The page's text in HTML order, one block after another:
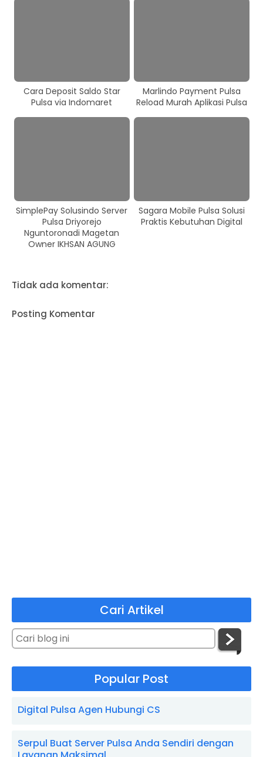
Cara Deposit Saldo Star
Pulsa via Indomaret
Marlindo Payment Pulsa
Reload Murah Aplikasi Pulsa
SimplePay Solusindo Server
Pulsa Driyorejo
Nguntoronadi Magetan
Owner IKHSAN AGUNG
Sagara Mobile Pulsa Solusi
Praktis Kebutuhan Digital
Tidak ada komentar:
Posting Komentar
Cari Artikel
Popular Post
Digital Pulsa Agen Hubungi CS
Serpul Buat Server Pulsa Anda Sendiri dengan